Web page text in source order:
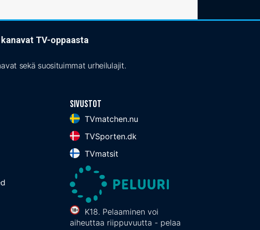
TV-oppaasta
sekä suosituimmat urheilulajit.
Sivustot
TVmatchen.nu
TVSporten.dk
TVmatsit
K18. Pelaaminen voi
aiheuttaa riippuvuutta - pelaa